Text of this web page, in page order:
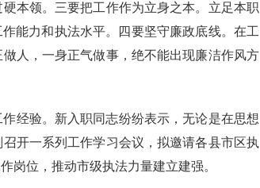
本领。三要把工作作为立身之本。立足本职
作能力和执法水平。四要坚守廉政底线。在工
人，一身正气做事，绝不能出现廉洁作风方
经验。新入职同志纷纷表示，无论是在思想
开一系列工作学习会议，拟邀请各县市区执
岗位，推动市级执法力量建立建强。